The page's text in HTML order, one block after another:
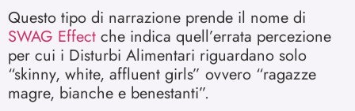
Questo tipo di narrazione prende il nome di
SWAG Effect che indica quell’errata percezione
per cui i Disturbi Alimentari riguardano solo
“skinny, white, affluent girls” ovvero “ragazze
magre, bianche e benestanti”.